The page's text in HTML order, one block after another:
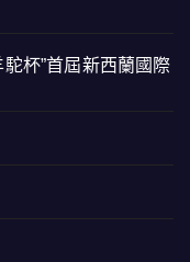
杯”首屆新西蘭國際